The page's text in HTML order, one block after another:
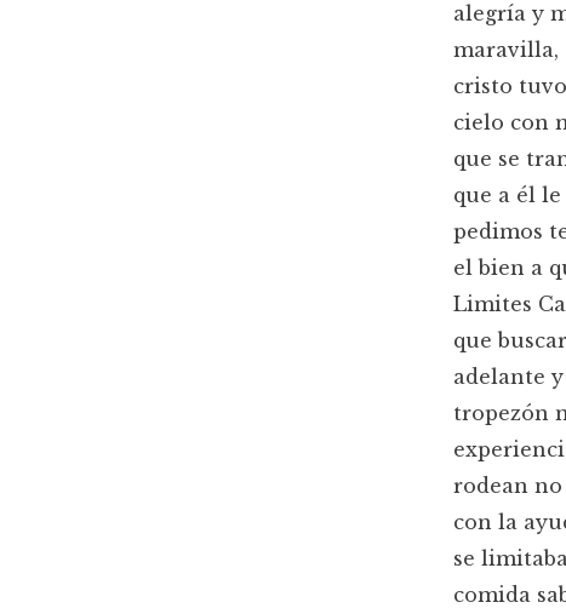
alegría y
maravilla,
cristo
cielo con
que se
que a él
pedimos
el bien a
Limites
que
adelante
tropezón
rodean
con la
se
comida